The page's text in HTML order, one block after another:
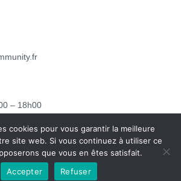
– 18h00
cookies pour vous garantir la meilleure
site web. Si vous continuez à utiliser ce
que vous en êtes satisfait.
Accepter
Refuser